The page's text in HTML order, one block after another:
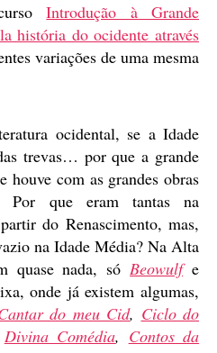
Introdução à Grande
história do ocidente através
variações de uma mesma
ocidental, se a Idade
trevas… por que a grande
houve com as grandes obras
Por que eram tantas na
do Renascimento, mas,
na Idade Média? Na Alta
quase nada, sóBeowulfe
onde já existem algumas,
do meu Cid, Ciclo do
Divina Comédia, Contos da